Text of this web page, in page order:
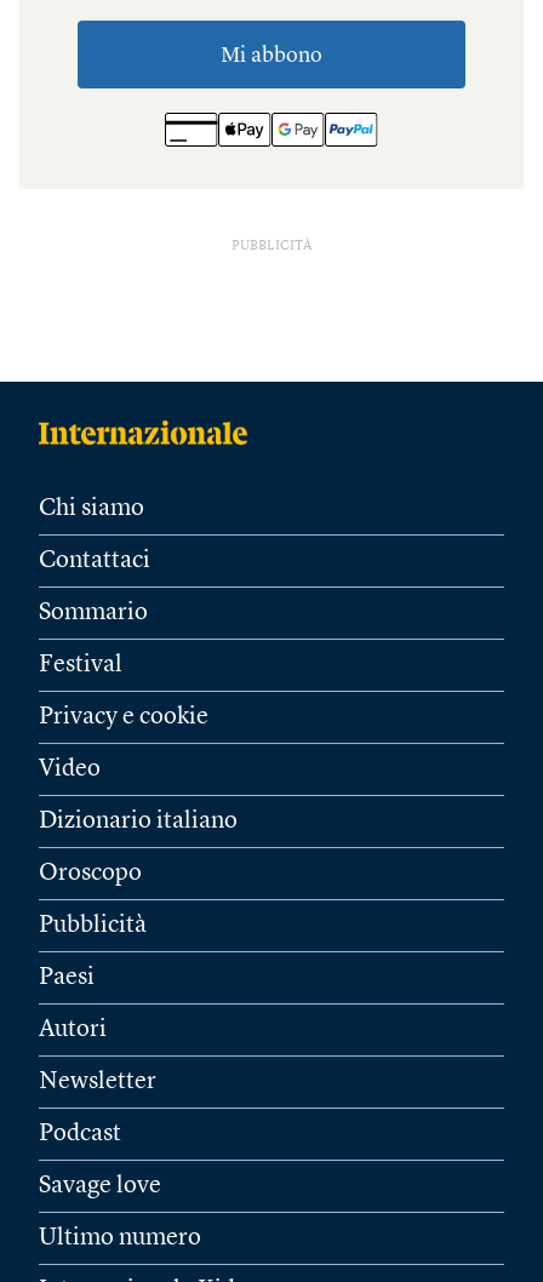
PUBBLICITÀ
Chi siamo
Contattaci
Sommario
Festival
Privacy e cookie
Video
Dizionario italiano
Oroscopo
Pubblicità
Paesi
Autori
Newsletter
Podcast
Savage love
Ultimo numero